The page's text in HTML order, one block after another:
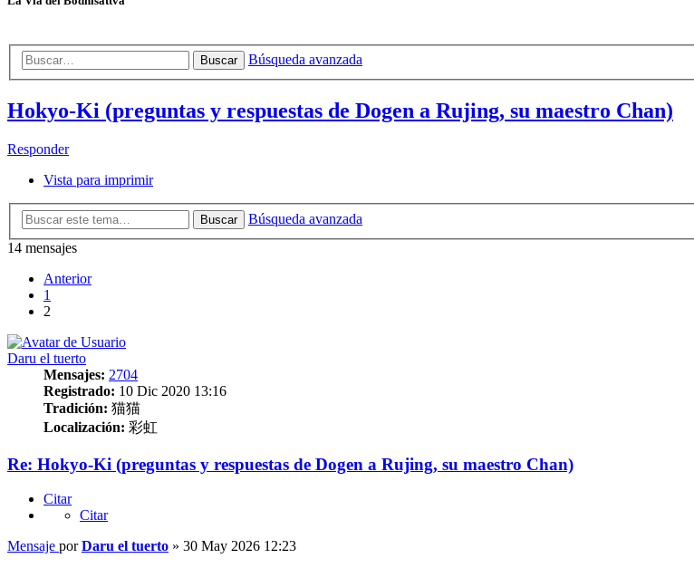
Buscar Búsqueda avanzada
Hokyo-Ki (preguntas y respuestas de Dogen a Rujing, su maestro Chan)
Responder
Vista para imprimir
Buscar
Búsqueda avanzada
14 mensajes
Anterior
1
2
Daru el tuerto
Mensajes: 2704
Registrado: 10 Dic 2020 13:16
Tradición: 猫猫
Localización: 彩虹
Re: Hokyo-Ki (preguntas y respuestas de Dogen a Rujing, su maestro Chan)
Citar
Citar
Mensaje porDaru el tuerto » 30 May 2026 12:23